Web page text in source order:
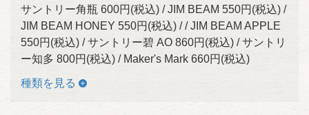
サントリー角瓶 600円(税込) / JIM BEAM 550円(税込) /
JIM BEAM HONEY 550円(税込) / / JIM BEAM APPLE
550円(税込) / サントリー碧 AO 860円(税込) / サントリ
ー知多 800円(税込) / Maker's Mark 660円(税込)
種類を見る